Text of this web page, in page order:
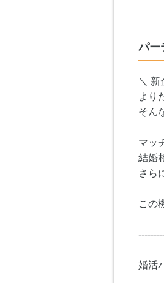
パー
＼
より
そん
マッ
結婚
さら
この
婚活